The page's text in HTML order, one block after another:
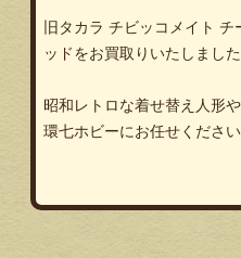
旧タカラ チビッコメイト チ
ッドをお買取りいたしました
昭和レトロな着せ替え人形
環七ホビーにお任せください